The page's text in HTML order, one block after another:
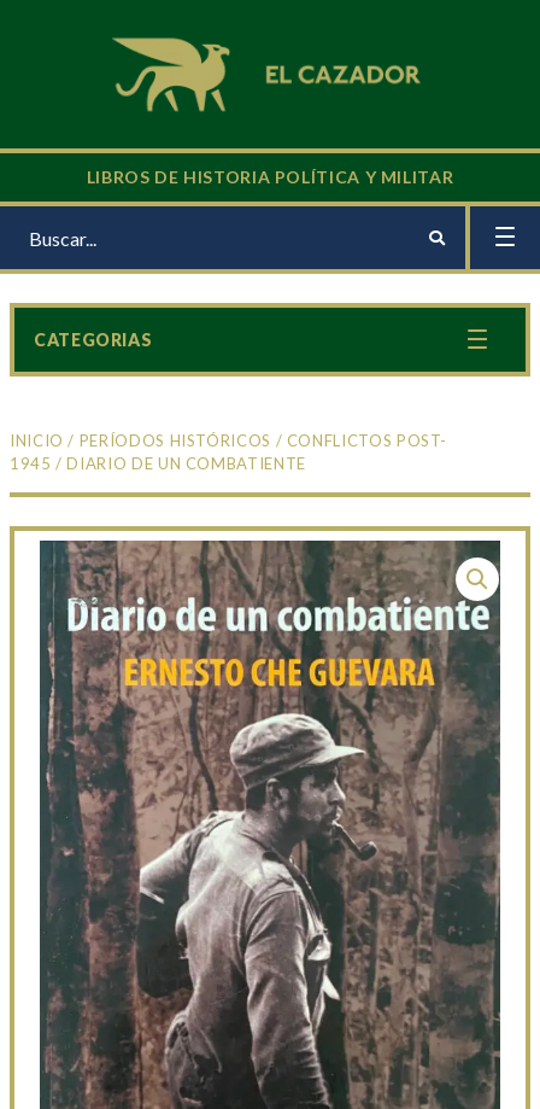
LIBROS DE HISTORIA POLÍTICA Y MILITAR
INICIO / PERÍODOS HISTÓRICOS / CONFLICTOS POST-
1945 / DIARIO DE UN COMBATIENTE
CATEGORIAS